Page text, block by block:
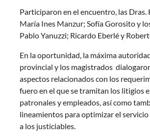
Participaron en el encuentro, las Dras.
María Ines Manzur; Sofía Gorosito y
Pablo Yanuzzi; Ricardo Eberlé y
En la oportunidad, la máxima
provincial y los magistrados
aspectos relacionados con los
fuero en el que se tramitan los litigios
patronales y empleados, así como
lineamientos para optimizar el
a los justiciables.